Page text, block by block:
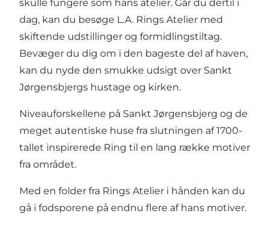
skulle fungere som hans atelier. Går du dertil i
dag, kan du besøge L.A. Rings Atelier med
skiftende udstillinger og formidlingstiltag.
Bevæger du dig om i den bageste del af haven,
kan du nyde den smukke udsigt over Sankt
Jørgensbjergs hustage og kirken.
Niveauforskellene på Sankt Jørgensbjerg og de
meget autentiske huse fra slutningen af 1700-
tallet inspirerede Ring til en lang række motiver
fra området.
Med en folder fra Rings Atelier i hånden kan du
gå i fodsporene på endnu flere af hans motiver.